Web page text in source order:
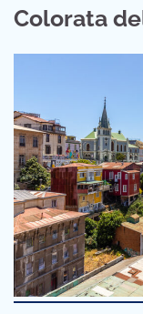
Colorata